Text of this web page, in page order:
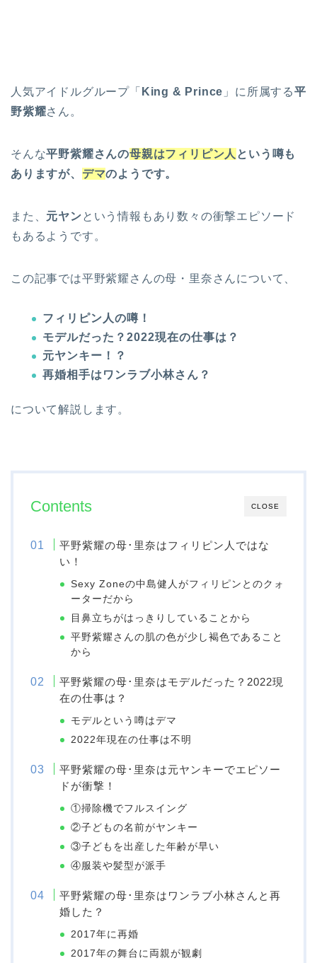
人気アイドルグループ「 King & Prince 」に所属する平
野紫耀さん。
そんな平野紫耀さんの母親はフィリピン人 という噂も
ありますが、 デマのようです。
また、 元ヤンという情報もあり数々の衝撃エピソード
もあるようです。
この記事では平野紫耀さんの母・里奈さんについて、
フィリピン人の噂！
モデルだった？2022現在の仕事は？
元ヤンキー！？
再婚相手はワンラブ小林さん？
について解説します。
CLOSE
Contents
平野紫耀の母･里奈はフィリピン人ではな
い！
Sexy Zoneの中島健人がフィリピンとのクォ
ーターだから
目鼻立ちがはっきりしていることから
平野紫耀さんの肌の色が少し褐色であること
から
平野紫耀の母･里奈はモデルだった？2022現
在の仕事は？
モデルという噂はデマ
2022年現在の仕事は不明
平野紫耀の母･里奈は元ヤンキーでエピソー
ドが衝撃！
①掃除機でフルスイング
②子どもの名前がヤンキー
③子どもを出産した年齢が早い
④服装や髪型が派手
平野紫耀の母･里奈はワンラブ小林さんと再
婚した？
2017年に再婚
2017年の舞台に両親が観劇